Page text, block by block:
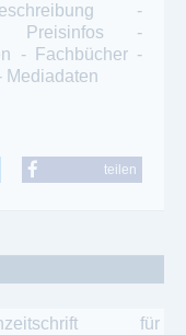
-
- Preisinfos -
- Fachbücher -
Mediadaten
teilen
für